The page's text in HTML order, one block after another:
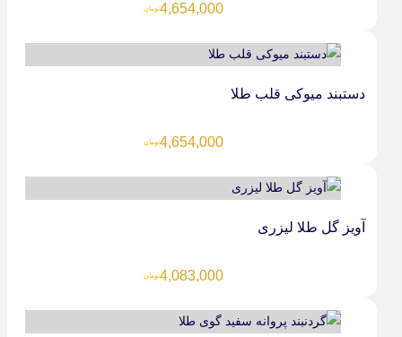
4,654,000تومان
دستبند میوکی قلب طلا
4,654,000تومان
آویز گل طلا لیزری
4,083,000تومان